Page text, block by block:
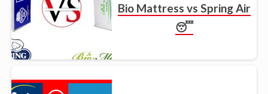
Bio Mattress vs Spring Air
😴